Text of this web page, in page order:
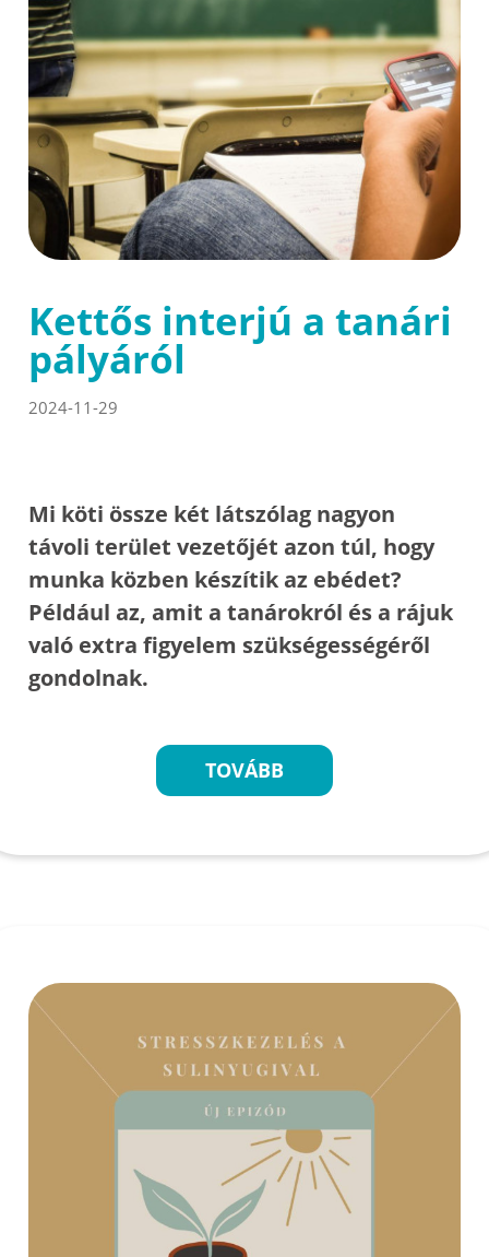
Kettős interjú a tanári
pályáról
2024-11-29
Mi köti össze két látszólag nagyon
távoli terület vezetőjét azon túl, hogy
munka közben készítik az ebédet?
Például az, amit a tanárokról és a rájuk
való extra figyelem szükségességéről
gondolnak.
TOVÁBB